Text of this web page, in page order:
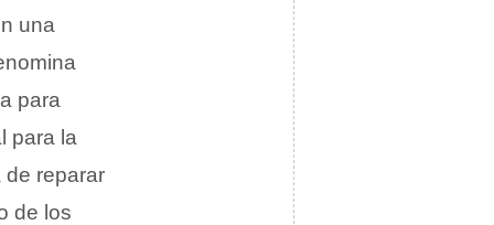
una
para
para la
reparar
de los